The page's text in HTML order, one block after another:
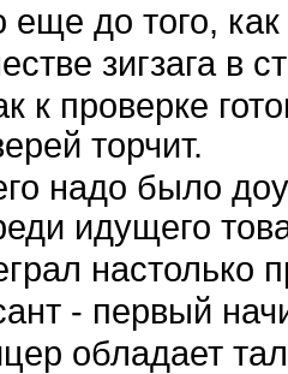
до того,
зигзага в
к проверке
торчит.
надо было
идущего
настолько
- первый
обладает